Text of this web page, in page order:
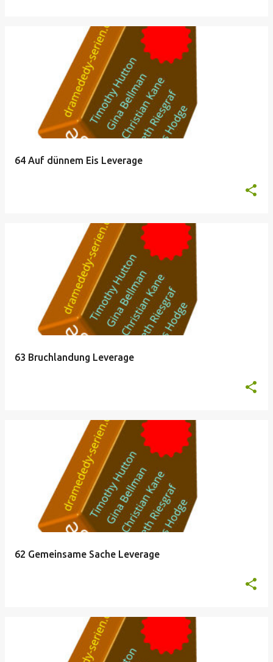
64 Auf dünnem Eis Leverage
63 Bruchlandung Leverage
62 Gemeinsame Sache Leverage